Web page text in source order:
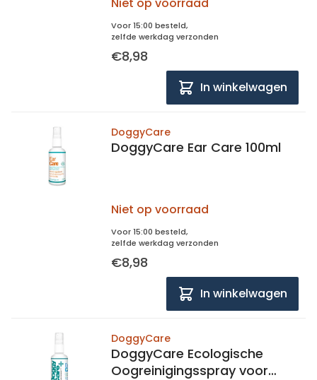
Voor 15:00 besteld,
zelfde werkdag verzonden
€8,98
In winkelwagen
DoggyCare
DoggyCare Ear Care 100ml
Niet op voorraad
Voor 15:00 besteld,
zelfde werkdag verzonden
€8,98
In winkelwagen
DoggyCare
DoggyCare Ecologische
Oogreinigingsspray voor